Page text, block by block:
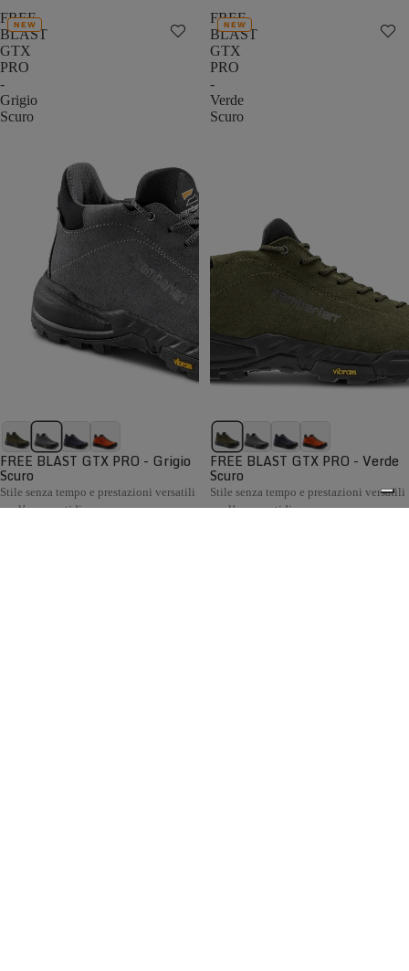
FREE
BLAST
GTX
PRO
-
Grigio
Scuro
NEW
FREE BLAST GTX PRO - Grigio
Scuro
Stile senza tempo e prestazioni versatili
per l’uso quotidiano
FREE
BLAST
GTX
PRO
-
Verde
Scuro
NEW
FREE BLAST GTX PRO - Verde
Scuro
Stile senza tempo e prestazioni versatili
per l’uso quotidiano